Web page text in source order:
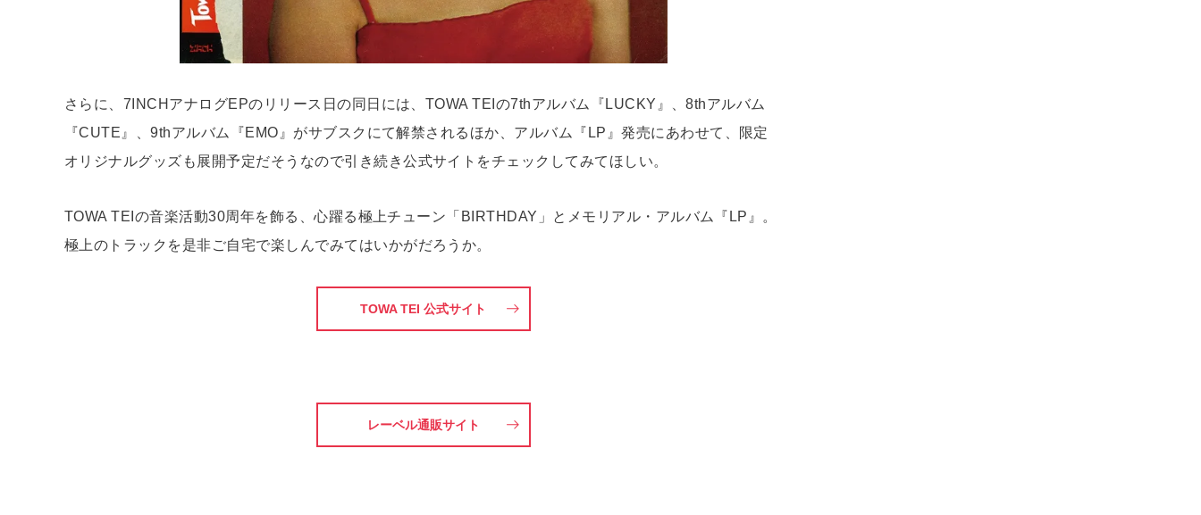
さらに、7INCHアナログEPのリリース日の同日には、TOWA TEIの7thアルバム『LUCKY』、8thアルバム
『CUTE』、9thアルバム『EMO』がサブスクにて解禁されるほか、アルバム『LP』発売にあわせて、限定
オリジナルグッズも展開予定だそうなので引き続き公式サイトをチェックしてみてほしい。
TOWA TEIの音楽活動30周年を飾る、心躍る極上チューン「BIRTHDAY」とメモリアル・アルバム『LP』。
極上のトラックを是非ご自宅で楽しんでみてはいかがだろうか。
TOWA TEI 公式サイト
レーベル通販サイト